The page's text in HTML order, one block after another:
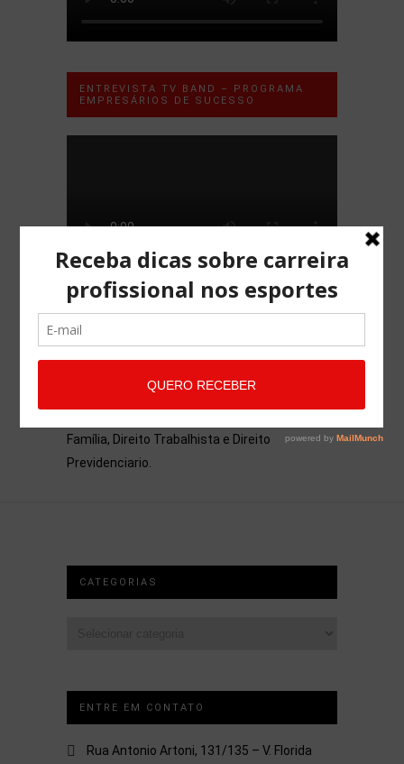
ENTREVISTA TV BAND – PROGRAMA
EMPRESÁRIOS DE SUCESSO
SOBRE O BLOG
profissionais qualificados e com experiência
Família, Direito Trabalhista e Direito
Previdenciario.
CATEGORIAS
ENTRE EM CONTATO
Rua Antonio Artoni, 131/135 – V. Florida